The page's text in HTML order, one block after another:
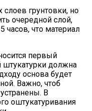
слоев грунтовки, но
очередной слой,
часов, что материал
первый
штукатурки должна
основа будет
Важно, чтоб
В
оштукатуривания